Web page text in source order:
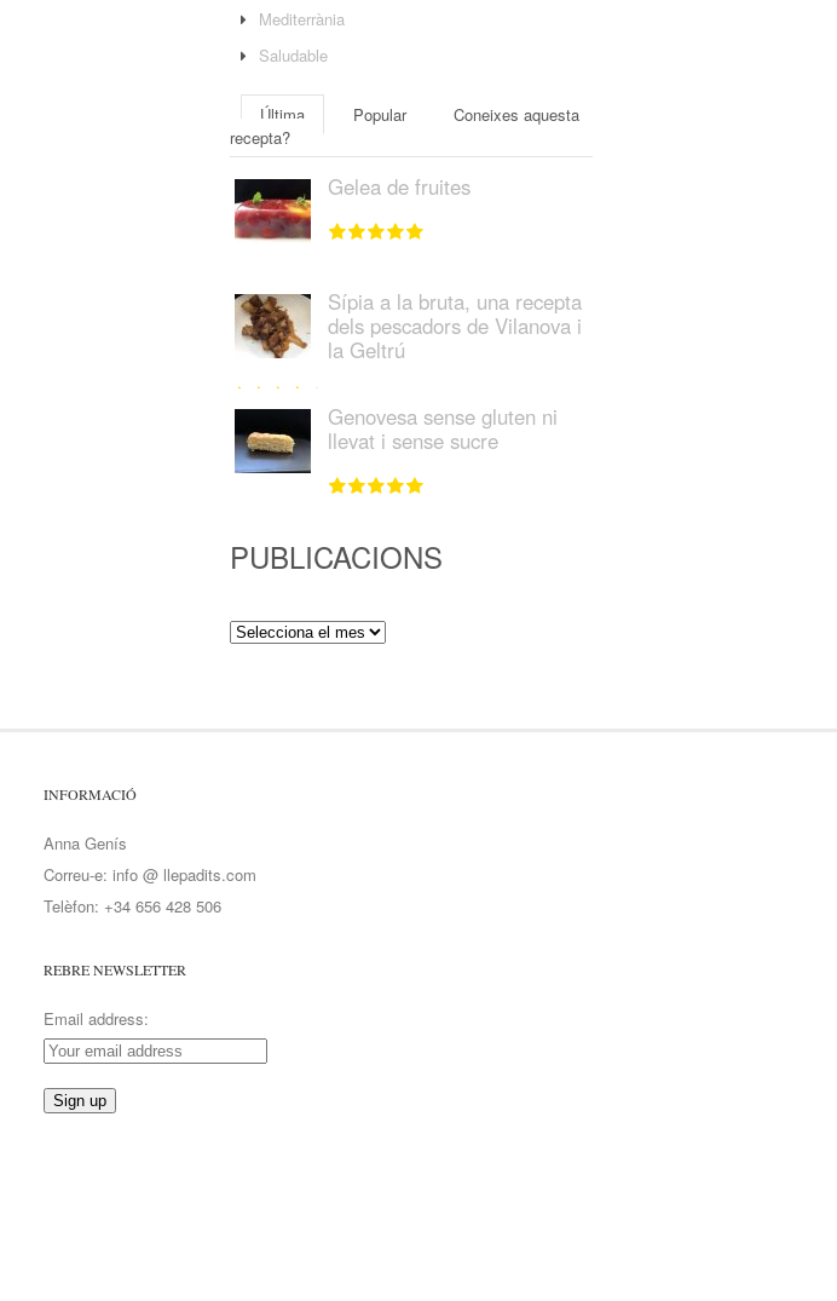
Mediterrània
Saludable
Última Popular
Coneixes aquesta
recepta?
Gelea de fruites
Sípia a la bruta, una recepta
dels pescadors de Vilanova i
la Geltrú
Genovesa sense gluten ni
llevat i sense sucre
PUBLICACIONS
Publicacions
INFORMACIÓ
Anna Genís
Correu-e: info @ llepadits.com
Telèfon: +34 656 428 506
REBRE NEWSLETTER
Email address: